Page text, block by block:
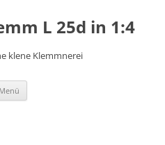
L 25d in 1:4
klene Klemmnerei
Menü